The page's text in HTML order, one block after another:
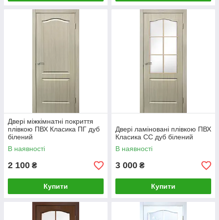
Двері міжкімнатні покриття
плівкою ПВХ Класика ПГ дуб
білений
В наявності
2 100 ₴
Купити
Двері ламіновані плівкою ПВХ
Класика СС дуб білений
В наявності
3 000 ₴
Купити